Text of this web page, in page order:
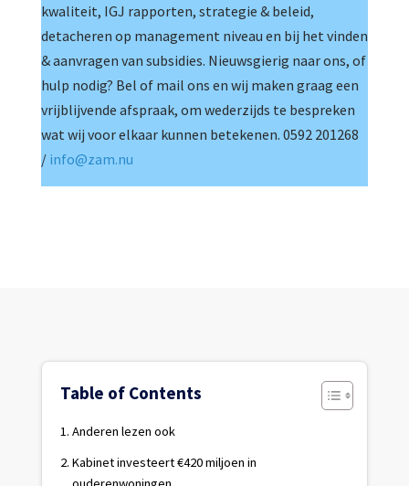
kwaliteit, IGJ rapporten, strategie & beleid,
detacheren op management niveau en bij het vinden
& aanvragen van subsidies. Nieuwsgierig naar ons, of
hulp nodig? Bel of mail ons en wij maken graag een
vrijblijvende afspraak, om wederzijds te bespreken
wat wij voor elkaar kunnen betekenen. 0592 201268
/ info@zam.nu
Table of Contents
Anderen lezen ook
Kabinet investeert €420 miljoen in